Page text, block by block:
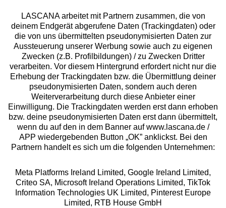
Services
Beratung
Über uns
Rechtliches
Alle Preise inkl. MwSt., zzgl.
Versandkosten
** Bonität vorausgesetzt, berechtigt zur Bonitätsprüfung
LASCANA arbeitet mit Partnern zusammen, die von
deinem Endgerät abgerufene Daten (Trackingdaten) oder
die von uns übermittelten pseudonymisierten Daten zur
Aussteuerung unserer Werbung sowie auch zu eigenen
Zwecken (z.B. Profilbildungen) / zu Zwecken Dritter
verarbeiten. Vor diesem Hintergrund erfordert nicht nur die
Erhebung der Trackingdaten bzw. die Übermittlung deiner
pseudonymisierten Daten, sondern auch deren
Weiterverarbeitung durch diese Anbieter einer
Einwilligung. Die Trackingdaten werden erst dann erhoben
bzw. deine pseudonymisierten Daten erst dann übermittelt,
wenn du auf den in dem Banner auf www.lascana.de /
APP wiedergebenden Button „OK” anklickst. Bei den
Partnern handelt es sich um die folgenden Unternehmen:
Meta Platforms Ireland Limited, Google Ireland Limited,
Criteo SA, Microsoft Ireland Operations Limited, TikTok
Information Technologies UK Limited, Pinterest Europe
Limited, RTB House GmbH